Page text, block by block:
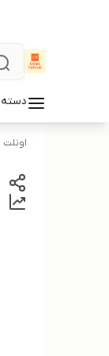
اوتلت